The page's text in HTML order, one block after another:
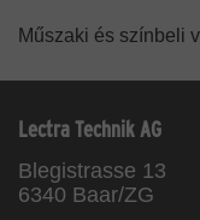
Műszaki és színbeli
Lectra Technik AG
Blegistrasse 13
6340 Baar/ZG